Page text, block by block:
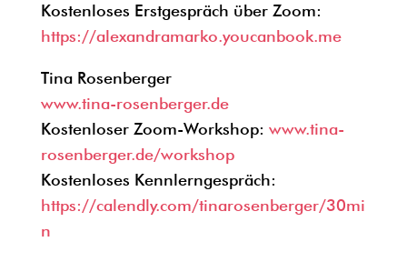
Kostenloses Erstgespräch über Zoom:
https://alexandramarko.youcanbook.me
Tina Rosenberger
www.tina-rosenberger.de
Kostenloser Zoom-Workshop: www.tina-
rosenberger.de/workshop
Kostenloses Kennlerngespräch:
https://calendly.com/tinarosenberger/30mi
n